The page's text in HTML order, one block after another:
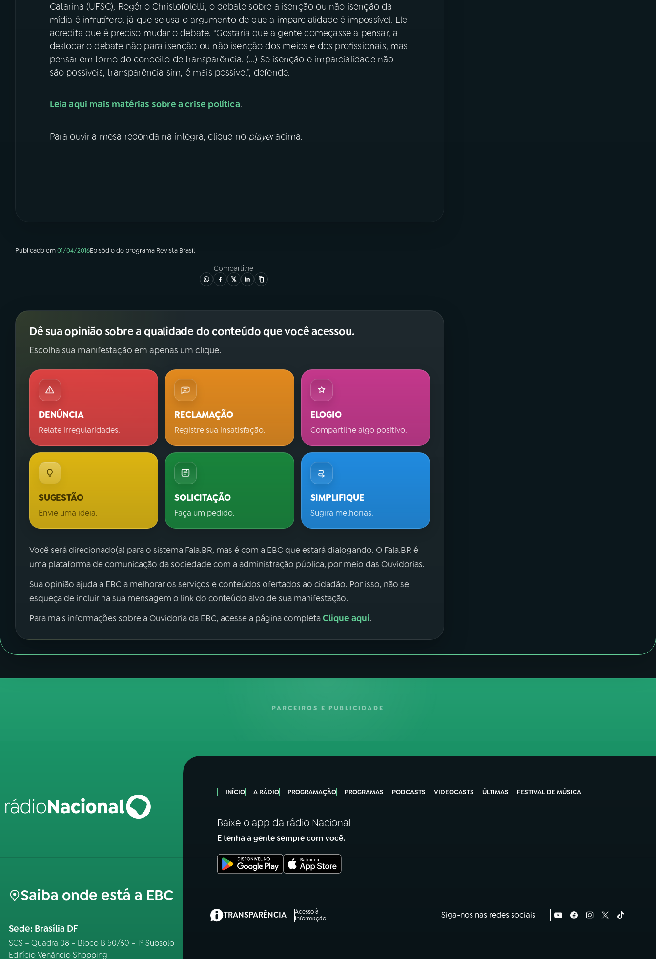
Catarina (UFSC), Rogério Christofoletti, o debate sobre a isenção ou não isenção da
mídia é infrutífero, já que se usa o argumento de que a imparcialidade é impossível. Ele
acredita que é preciso mudar o debate. “Gostaria que a gente começasse a pensar, a
deslocar o debate não para isenção ou não isenção dos meios e dos profissionais, mas
pensar em torno do conceito de transparência. (...) Se isenção e imparcialidade não
são possíveis, transparência sim, é mais possível”, defende.
Leia aqui mais matérias sobre a crise política.
Para ouvir a mesa redonda na íntegra, clique no playeracima.
Publicado em01/04/2016Episódiodo programa Revista Brasil
Compartilhe
Dê sua opinião sobre a qualidade do conteúdo que você acessou.
Escolha sua manifestação em apenas um clique.
DENÚNCIA
Relate irregularidades.
RECLAMAÇÃO
Registre sua insatisfação.
ELOGIO
Compartilhe algo positivo.
SUGESTÃO
Envie uma ideia.
SOLICITAÇÃO
Faça um pedido.
SIMPLIFIQUE
Sugira melhorias.
Você será direcionado(a) para o sistema Fala.BR, mas é com a EBC que estará dialogando. O Fala.BR é
uma plataforma de comunicação da sociedade com a administração pública, por meio das Ouvidorias.
Sua opinião ajuda a EBC a melhorar os serviços e conteúdos ofertados ao cidadão. Por isso, não se
esqueça de incluir na sua mensagem o link do conteúdo alvo de sua manifestação.
Para mais informações sobre a Ouvidoria da EBC, acesse a página completaClique aqui.
PARCEIROS E PUBLICIDADE
Saiba onde está a EBC
Sede: Brasília DF
SCS – Quadra 08 – Bloco B 50/60 – 1º Subsolo
Edifício Venâncio Shopping
INÍCIO A RÁDIO PROGRAMAÇÃO PROGRAMAS PODCASTS VIDEOCASTS ÚLTIMAS FESTIVAL DE MÚSICA
Baixe o app da rádio Nacional
E tenha a gente sempre com você.
TRANSPARÊNCIA
Acesso à
Informação
(abre em nova aba) Siga-nos nas redes sociais